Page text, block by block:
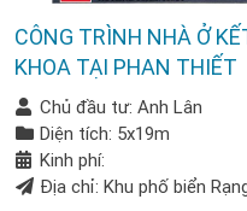
CÔNG TRÌNH NHÀ Ở
KHOA TẠI PHAN THIẾT
Chủ đầu tư: Anh Lân
Diện tích: 5x19m
Kinh phí:
Địa chỉ: Khu phố biển